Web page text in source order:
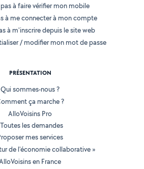
pas à faire vérifier mon mobile
à me connecter à mon compte
à m'inscrire depuis le site web
/ modifier mon mot de passe
PRÉSENTATION
Qui sommes-nous ?
ça marche ?
AlloVoisins Pro
Toutes les demandes
mes services
de l'économie collaborative »
en France